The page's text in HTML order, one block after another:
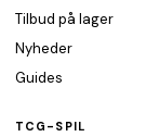
Tilbud på lager
Nyheder
Guides
TCG-SPIL